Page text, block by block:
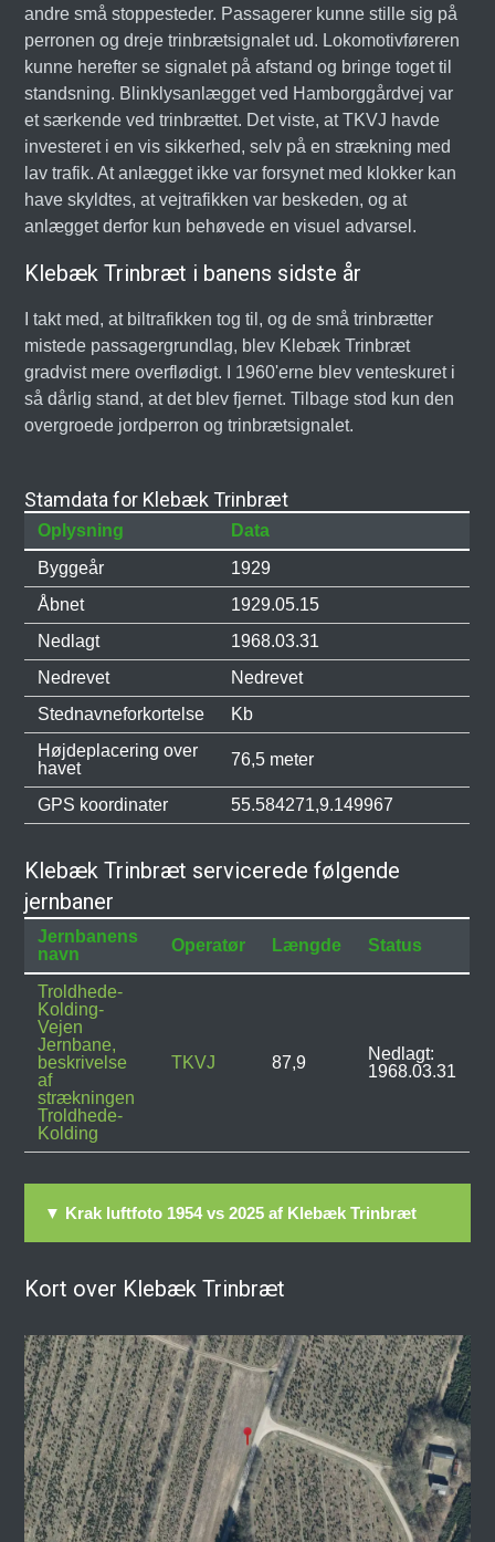
andre små stoppesteder. Passagerer kunne stille sig på
perronen og dreje trinbrætsignalet ud. Lokomotivføreren
kunne herefter se signalet på afstand og bringe toget til
standsning. Blinklysanlægget ved Hamborggårdvej var
et særkende ved trinbrættet. Det viste, at TKVJ havde
investeret i en vis sikkerhed, selv på en strækning med
lav trafik. At anlægget ikke var forsynet med klokker kan
have skyldtes, at vejtrafikken var beskeden, og at
anlægget derfor kun behøvede en visuel advarsel.
Klebæk Trinbræt i banens sidste år
I takt med, at biltrafikken tog til, og de små trinbrætter
mistede passagergrundlag, blev Klebæk Trinbræt
gradvist mere overflødigt. I 1960'erne blev venteskuret i
så dårlig stand, at det blev fjernet. Tilbage stod kun den
overgroede jordperron og trinbrætsignalet.
Stamdata for Klebæk Trinbræt
Oplysning
Data
Byggeår
1929
Åbnet
1929.05.15
Nedlagt
1968.03.31
Nedrevet
Nedrevet
Stednavneforkortelse
Kb
Højdeplacering over
havet
76,5 meter
GPS koordinater 55.584271,9.149967
Klebæk Trinbræt servicerede følgende
jernbaner
Jernbanens
navn
Operatør Længde Status
Troldhede-
Kolding-
Vejen
Jernbane,
beskrivelse
af
strækningen
Troldhede-
Kolding
TKVJ 87,9
Nedlagt:
1968.03.31
▼ Krak luftfoto 1954 vs 2025 af Klebæk Trinbræt
Kort over Klebæk Trinbræt